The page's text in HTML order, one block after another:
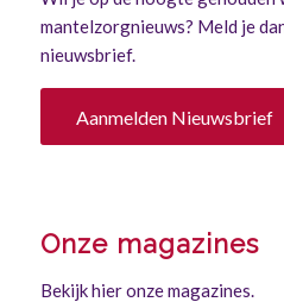
mantelzorgnieuws? Meld je
nieuwsbrief.
Aanmelden Nieuwsbrief
Onze magazines
Bekijk hier onze magazines.